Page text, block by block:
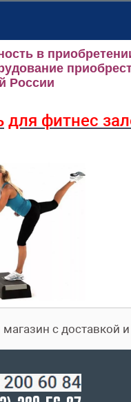
в
России
для фитнес
с доставкой